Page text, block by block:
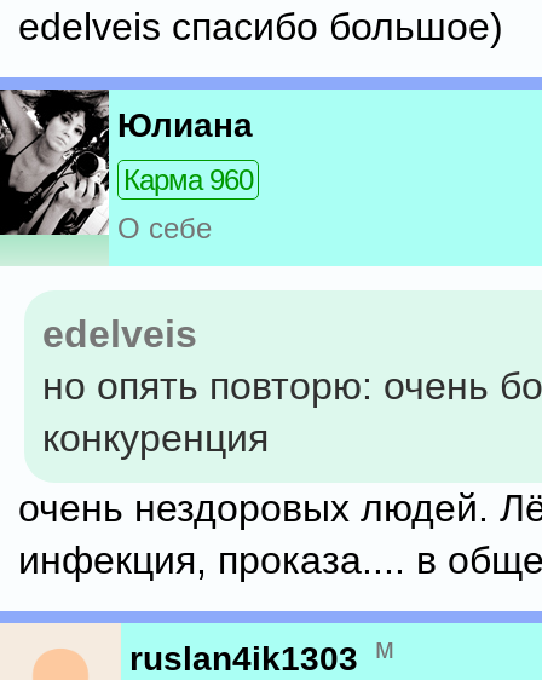
edelveis спасибо большое)
Юлиана
Карма 960
О себе
edelveis
но опять повторю: очень
конкуренция
очень нездоровых людей.
инфекция, проказа.... в
ruslan4ik1303 м